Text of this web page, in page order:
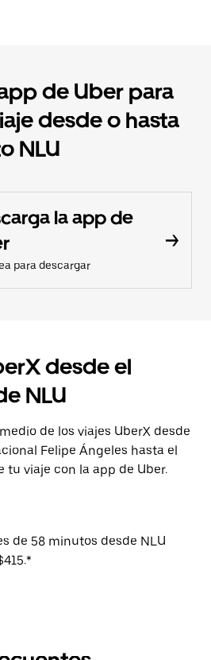
de Uber para
desde o hasta
NLU
la app de
para descargar
desde el
NLU
de los viajes UberX desde
Felipe Ángeles hasta el
tu viaje con la app de Uber.
de 58 minutos desde NLU